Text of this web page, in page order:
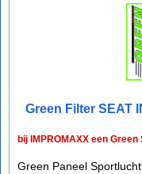
Green Filter SEAT
bij IMPROMAXX een
Green Paneel